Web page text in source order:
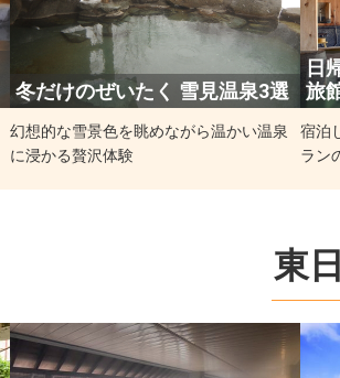
冬だけのぜいたく 雪見温泉3選
幻想的な雪景色を眺めながら温かい温泉
に浸かる贅沢体験
日
旅
宿泊
ラン
東